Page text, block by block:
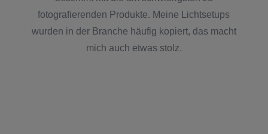
fotografierenden Produkte. Meine Lichtsetups
wurden in der Branche häufig kopiert, das macht
mich auch etwas stolz.